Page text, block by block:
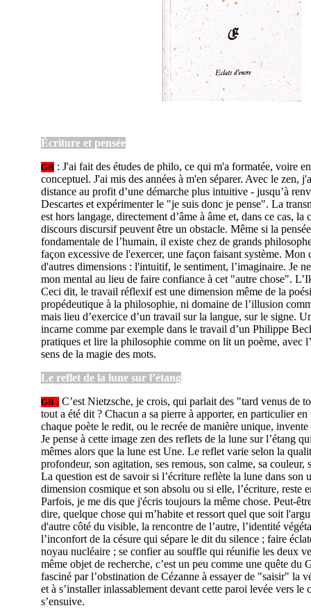
Écriture et pensée
GB : J'ai fait des études de philo, ce qui m'a formatée, voire
conceptuel. J'ai mis des années à m'en séparer. Avec le zen,
distance au profit d’une démarche plus intuitive - jusqu’à
Descartes et expérimenter le "je suis donc je pense". La
est hors langage, directement d’âme à âme et, dans ce cas, la
discours discursif peuvent être un obstacle. Même si la
fondamentale de l’humain, il existe chez de grands
façon excessive de l'exercer, une façon faisant système. Mon
d'autres dimensions : l'intuitif, le sentiment, l’imaginaire. Je
mon mental au lieu de faire confiance à cet "autre chose".
Ceci dit, le travail réflexif est une dimension même de la
propédeutique à la philosophie, ni domaine de l’illusion
mais lieu d’exercice d’un travail sur la langue, sur le signe.
incarne comme par exemple dans le travail d’un Philippe
pratiques et lire la philosophie comme on lit un poème, avec
sens de la magie des mots.
Le reflet de la lune sur l’étang
GB : C’est Nietzsche, je crois, qui parlait des "tard venus de
tout a été dit ? Chacun a sa pierre à apporter, en particulier
chaque poète le redit, ou le recrée de manière unique,
Je pense à cette image zen des reflets de la lune sur l’étang
mêmes alors que la lune est Une. Le reflet varie selon la
profondeur, son agitation, ses remous, son calme, sa
La question est de savoir si l’écriture reflète la lune dans son
dimension cosmique et son absolu ou si elle, l’écriture, reste
Parfois, je me dis que j'écris toujours la même chose. Peut-
dire, quelque chose qui m’habite et ressort quel que soit
d'autre côté du visible, la rencontre de l’autre, l’identité
l’inconfort de la césure qui sépare le dit du silence ; faire
noyau nucléaire ; se confier au souffle qui réunifie les deux
même objet de recherche, c’est un peu comme une quête du
fasciné par l’obstination de Cézanne à essayer de "saisir" la
et à s’installer inlassablement devant cette paroi levée vers le
s’ensuive.